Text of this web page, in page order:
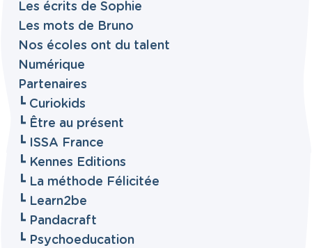
Les écrits de Sophie
Les mots de Bruno
Nos écoles ont du talent
Numérique
Partenaires
┗ Curiokids
┗ Être au présent
┗ ISSA France
┗ Kennes Editions
┗ La méthode Félicitée
┗ Learn2be
┗ Pandacraft
┗ Psychoeducation